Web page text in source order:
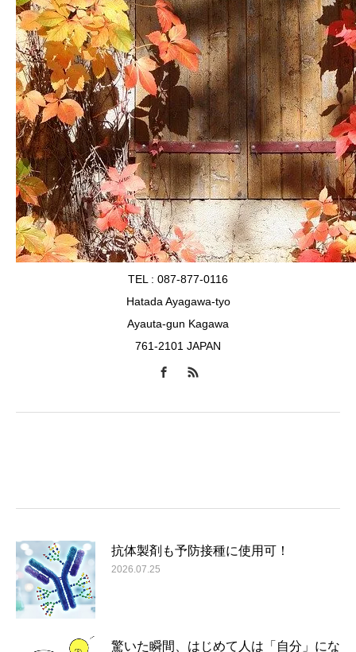
TEL : 087-877-0116
Hatada Ayagawa-tyo
Ayauta-gun Kagawa
761-2101 JAPAN
抗体製剤も予防接種に使用可！
2026.07.25
驚いた瞬間、はじめて人は「自分」にな